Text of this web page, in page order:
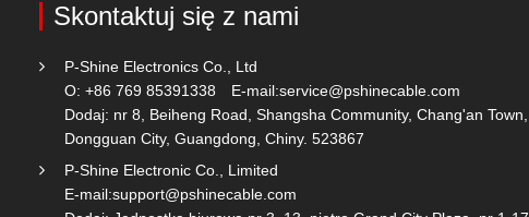
Skontaktuj się z nami
P-Shine Electronics Co., Ltd
O: +86 769 85391338
E-mail:service@pshinecable.com
Dodaj: nr 8, Beiheng Road, Shangsha Community, Chang'an Town,
Dongguan City, Guangdong, Chiny. 523867
P-Shine Electronic Co., Limited
E-mail:support@pshinecable.com